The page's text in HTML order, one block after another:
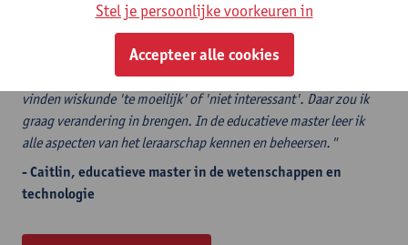
"Ik ben erg geïnteresseerd in leerprocessen. Veel leerlingen
vinden wiskunde 'te moeilijk' of 'niet interessant'. Daar zou ik
graag verandering in brengen. In de educatieve master leer ik
alle aspecten van het leraarschap kennen en beheersen."
- Caitlin, educatieve master in de wetenschappen en
technologie
Stel je persoonlijke voorkeuren in
Accepteer alle cookies